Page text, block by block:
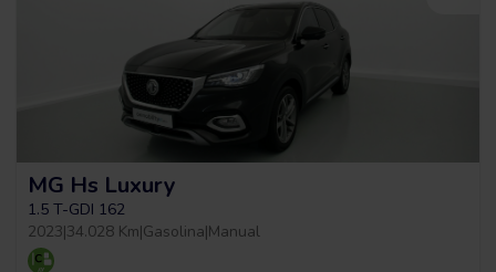
MG Hs Luxury
1.5 T-GDI 162
2023|34.028 Km|Gasolina|Manual